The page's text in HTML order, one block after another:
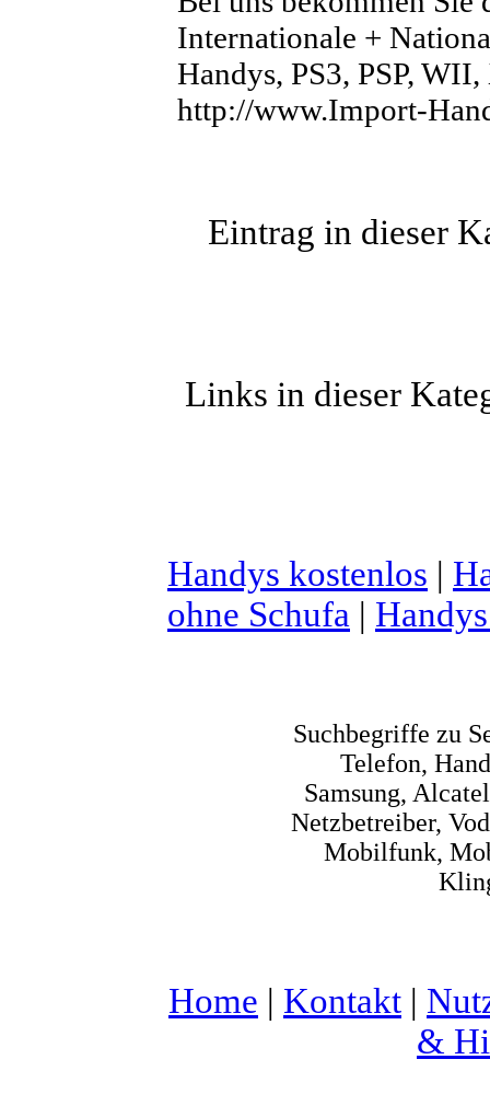
Internationale +
Handys, PS3, PSP,
http://www.Import-
Eintrag in dieser
Links in dieser
Handys kostenlos |
ohne Schufa |
Suchbegriffe zu
Telefon,
Samsung,
Netzbetreiber,
Mobilfunk,
Home | Kontakt |
&